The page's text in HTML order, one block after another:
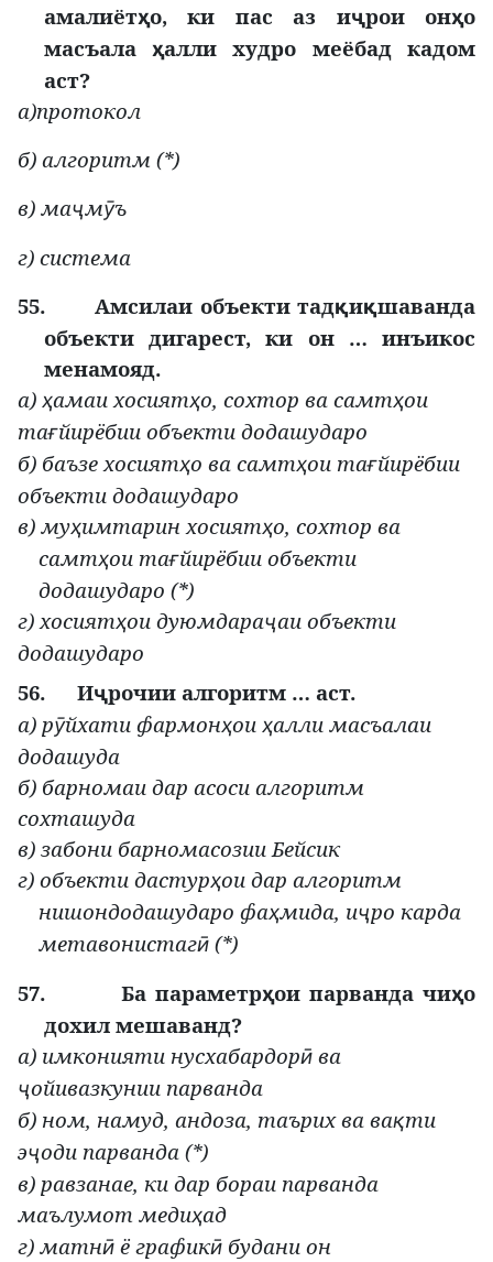
амалиётҳо, ки пас аз иҷрои онҳо
масъалаҳалли худро меёбад кадом
аст?
а)протокол
б) алгоритм (*)
в) маҷмӯъ
г) система
55.
Амсилаи объекти тадқиқшаванда
объекти дигарест, ки он … инъикос
менамояд.
а) ҳамаи хосиятҳо, сохтор ва самтҳои
тағйирёбии объекти додашударо
б) баъзе хосиятҳо ва самтҳои тағйирёбии
объекти додашударо
в) муҳимтарин хосиятҳо, сохтор ва
самтҳои тағйирёбии объекти
додашударо (*)
г) хосиятҳои дуюмдараҷаи объекти
додашударо
56.
Иҷрочии алгоритм … аст.
а) рӯйхати фармонҳои ҳалли масъалаи
додашуда
б) барномаи дар асоси алгоритм
сохташуда
в) забони барномасозии Бейсик
г) объекти дастурҳои дар алгоритм
нишондодашударо фаҳмида, иҷро карда
метавонистагӣ(*)
57.
Ба параметрҳои парванда чиҳо
дохил мешаванд?
а) имконияти нусхабардорӣ ва
ҷойивазкунии парванда
б) ном, намуд, андоза, таърих ва вақти
эҷоди парванда (*)
в) равзанае, ки дар бораи парванда
маълумот медиҳад
г) матнӣ ё графикӣ будани он